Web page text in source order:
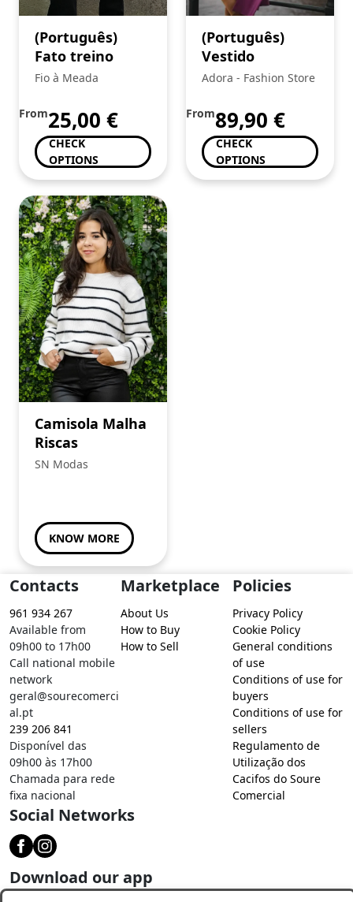
(Português)
Fato treino
Fio à Meada
From25,00 €
CHECK
OPTIONS
(Português)
Vestido
Adora - Fashion Store
From89,90 €
CHECK
OPTIONS
Camisola Malha
Riscas
SN Modas
KNOW MORE
Contacts
961 934 267
Available from
09h00 to 17h00
Call national mobile
network
geral@sourecomerci
al.pt
239 206 841
Disponível das
09h00 às 17h00
Chamada para rede
fixa nacional
Marketplace
About Us
How to Buy
How to Sell
Policies
Privacy Policy
Cookie Policy
General conditions
of use
Conditions of use for
buyers
Conditions of use for
sellers
Regulamento de
Utilização dos
Cacifos do Soure
Comercial
Social Networks
Download our app